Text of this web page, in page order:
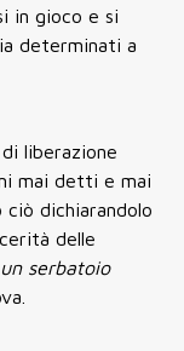
in gioco e si
determinati a
liberazione
mai detti e mai
dichiarandolo
delle
serbatoio